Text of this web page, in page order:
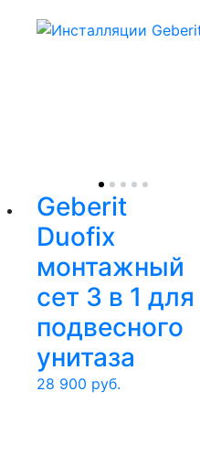
Geberit
Duofix
монтажный
сет 3 в 1 для
подвесного
унитаза
28 900 руб.